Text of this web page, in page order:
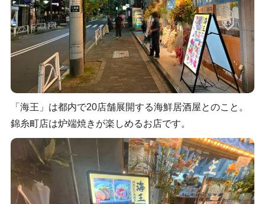
「海王」は都内で20店舗展開する海鮮居酒屋とのこと。
錦糸町店は炉端焼きが楽しめるお店です。